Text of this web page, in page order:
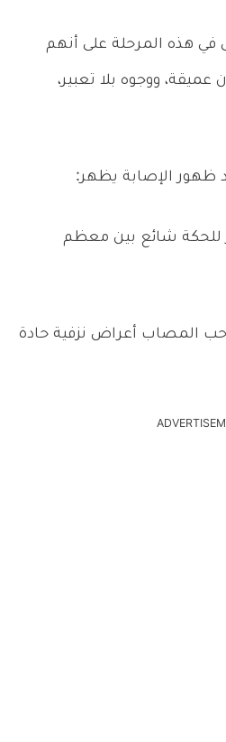
هذه المرحلة على أنهم
ووجوه بلا تعبير،
للحكة شائع بين معظم
قد يصاحب المصاب أعراض نزفية حادة